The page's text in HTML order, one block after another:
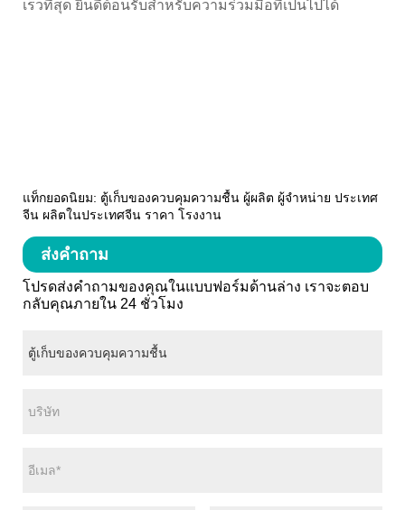
เร็วที่สุด ยินดีต้อนรับสำหรับความร่วมมือที่เป็นไปได้
แท็กยอดนิยม: ตู้เก็บของควบคุมความชื้น ผู้ผลิต ผู้จำหน่าย ประเทศ
จีน ผลิตในประเทศจีน ราคา โรงงาน
ส่งคำถาม
โปรดส่งคำถามของคุณในแบบฟอร์มด้านล่าง เราจะตอบ
กลับคุณภายใน 24 ชั่วโมง